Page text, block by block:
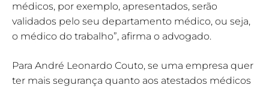
médicos, por exemplo, apresentados, serão
validados pelo seu departamento médico, ou seja,
o médico do trabalho”, afirma o advogado.
Para André Leonardo Couto, se uma empresa quer
ter mais segurança quanto aos atestados médicos